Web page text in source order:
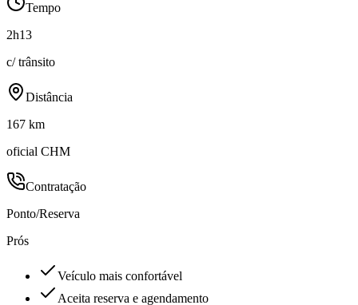
Tempo
2h13
c/ trânsito
Distância
167 km
oficial CHM
Contratação
Ponto/Reserva
Prós
Veículo mais confortável
Aceita reserva e agendamento